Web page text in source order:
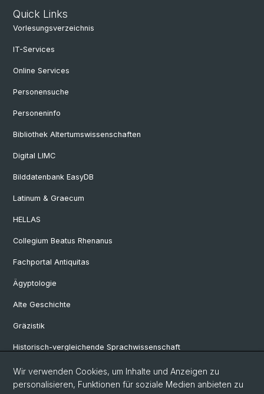
Quick Links
Vorlesungsverzeichnis
IT-Services
Online Services
Personensuche
Personeninfo
Bibliothek Altertumswissenschaften
Digital LIMC
Bilddatenbank EasyDB
Latinum & Graecum
HELLAS
Collegium Beatus Rhenanus
Fachportal Antiquitas
Ägyptologie
Alte Geschichte
Gräzistik
Historisch-vergleichende Sprachwissenschaft
Klassische Archäologie
Latinistik
Wir verwenden Cookies, um Inhalte und Anzeigen zu
personalisieren, Funktionen für soziale Medien anbieten zu